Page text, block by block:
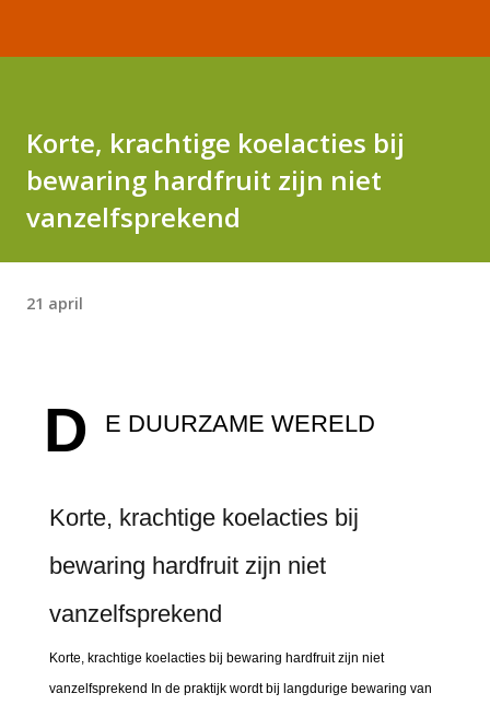
Korte, krachtige koelacties bij
bewaring hardfruit zijn niet
vanzelfsprekend
21 april
D E DUURZAME WERELD
Korte, krachtige koelacties bij
bewaring hardfruit zijn niet
vanzelfsprekend
Korte, krachtige koelacties bij bewaring hardfruit zijn niet
vanzelfsprekend In de praktijk wordt bij langdurige bewaring van